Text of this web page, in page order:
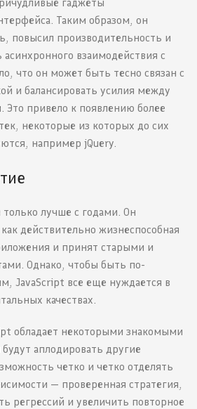
Таким образом, он
повысил производительность и
взаимодействия с
что он может быть тесно связан с
и балансировать усилия между
Это привело к появлению более
некоторые из которых до сих
например jQuery.
только лучше с годами. Он
действительно жизнеспособная
и принят старыми и
Однако, чтобы быть по-
JavaScript все еще нуждается в
качествах.
обладает некоторыми знакомыми
аплодировать другие
четко и четко отделять
— проверенная стратегия,
регрессий и увеличить повторное